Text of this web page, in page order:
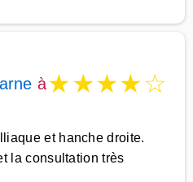
à★★★★☆
et hanche droite.
la consultation très